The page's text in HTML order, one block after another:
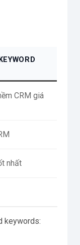
CRM giá
nhất
keywords: